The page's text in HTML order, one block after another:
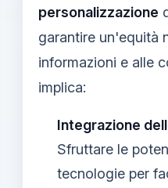
personalizzazione
garantire un'equità
informazioni e alle
implica:
Integrazione
Sfruttare le
tecnologie per